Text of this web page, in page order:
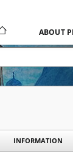
ABOUT
INFORMATION